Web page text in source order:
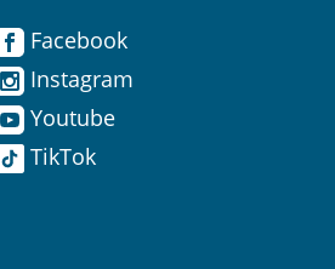
Facebook
Instagram
Youtube
TikTok